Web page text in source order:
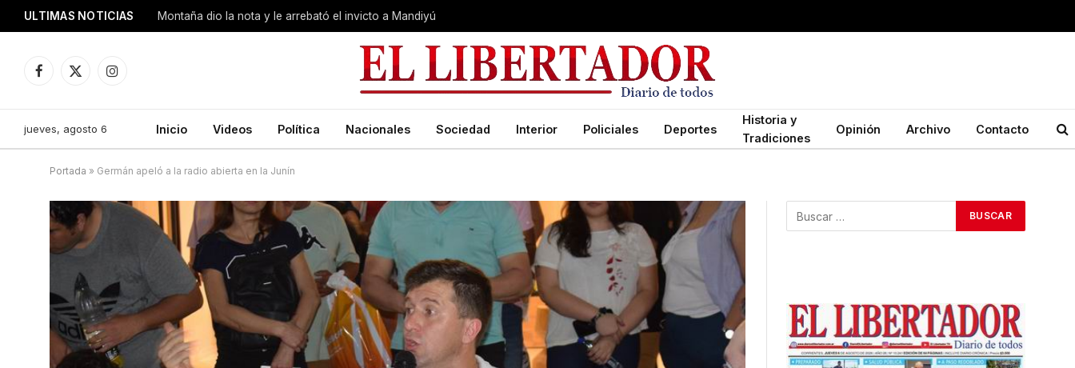
ULTIMAS NOTICIAS Montaña dio la nota y le arrebató el invicto a Mandiyú
Facebook
X
Instagram
jueves, agosto 6 Inicio Videos Política Nacionales Sociedad Interior Policiales Deportes
Historia y
Tradiciones
Opinión Archivo Contacto
Portada » Germán apeló a la radio abierta en la Junín